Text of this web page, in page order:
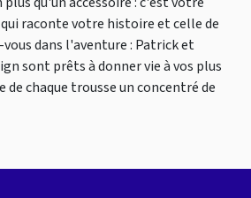
raconte votre histoire et celle de
vous dans l'aventure : Patrick et
sont prêts à donner vie à vos plus
de chaque trousse un concentré de